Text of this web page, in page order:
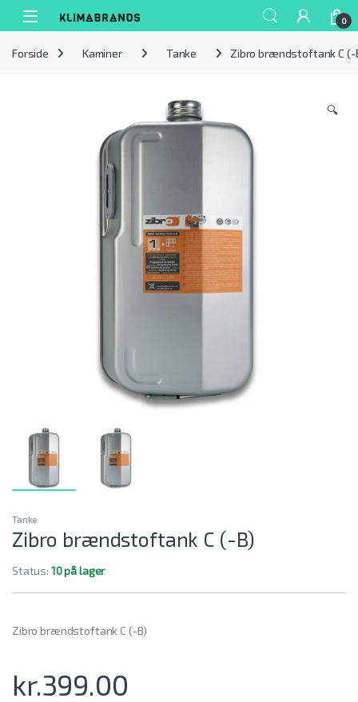
Spring til navigation
Gå til indhold
0
Forside Kaminer Tanke Zibro brændstoftank C (-
🔍
Tanke
Zibro brændstoftank C (-B)
Status: 10 på lager
Zibro brændstoftank C (-B)
kr.399.00